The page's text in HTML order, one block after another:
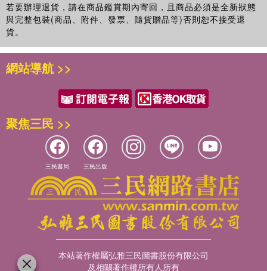
若要辦理退貨，請在商品鑑賞期內寄回，且商品必須是全新狀態
與完整包裝(商品、附件、發票、隨貨贈品等)否則恕不接受退
貨。
網站導航 >>
聚焦三民 >>
三民書局 三民出版
本站著作權屬弘雅三民圖書股份有限公司
及相關著作權所有人所有